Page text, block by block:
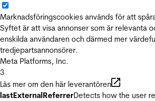
Marknadsföringscookies används för att
Syftet är att visa annonser som är relevanta
enskilda användaren och därmed mer
tredjepartsannonsörer.
Meta Platforms, Inc.
3
Läs mer om den här leverantören
lastExternalReferrerDetects how the user